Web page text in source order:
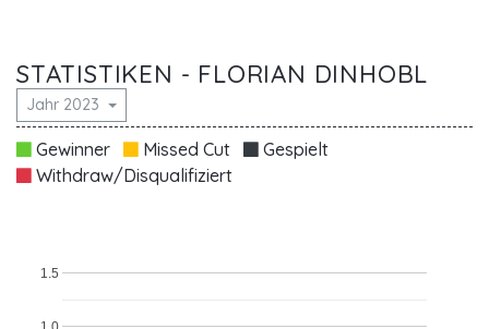
STATISTIKEN - FLORIAN DINHOBL
Jahr 2023
Gewinner Missed Cut
Gespielt
Withdraw/Disqualifiziert
1.5